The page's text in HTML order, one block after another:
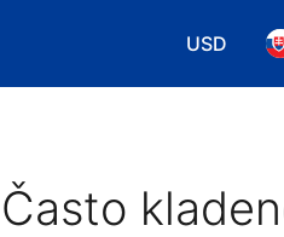
USD
Vybrať
Často